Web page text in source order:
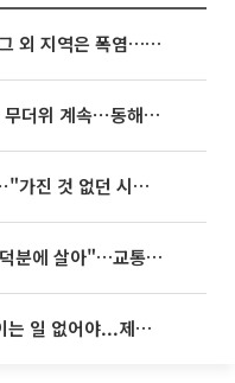
동해안은 시간당 80㎜ 폭우, 그 외 지역은 폭염…‘극과 극 날씨’
[내일 날씨] 폭염 한풀 꺾여도 무더위 계속⋯동해안 이틀 연속 비
임영웅, 어느덧 데뷔 10주년⋯"가진 것 없던 시절, 내 앞엔 20명의 팬뿐"
'굿 윌 헌팅' 배우 "기아 EV2 덕분에 살아"…교통사고 후 안전성 극찬
李대통령 “청년이 결혼 망설이는 일 없어야...제도상 불이익 조사”